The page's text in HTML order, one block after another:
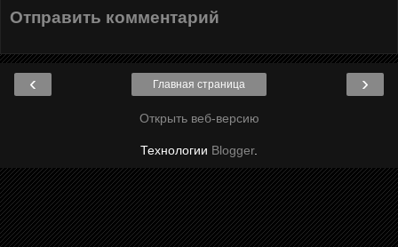
Отправить комментарий
‹ ›
Главная страница
Открыть веб-версию
Технологии Blogger.